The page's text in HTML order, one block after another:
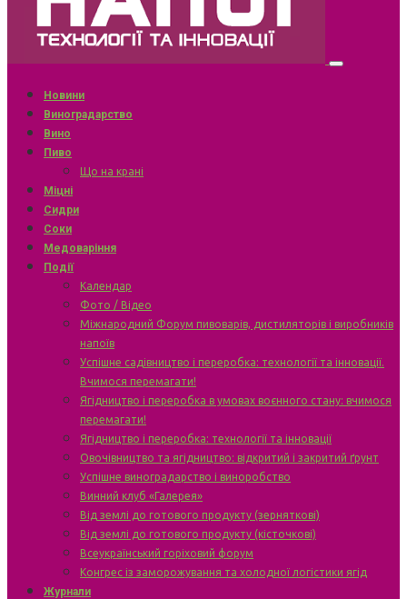
Новини
Виноградарство
Вино
Пиво
Що на крані
Міцні
Сидри
Соки
Медоваріння
Події
Календар
Фото / Відео
Міжнародний Форум пивоварів, дистиляторів і виробників
напоїв
Успішне садівництво і переробка: технології та інновації.
Вчимося перемагати!
Ягідництво і переробка в умовах воєнного стану: вчимося
перемагати!
Ягідництво і переробка: технології та інновації
Овочівництво та ягідництво: відкритий і закритий ґрунт
Успішне виноградарство і виноробство
Винний клуб «Галерея»
Від землі до готового продукту (зерняткові)
Від землі до готового продукту (кісточкові)
Всеукраїнський горіховий форум
Конгрес із заморожування та холодної логістики ягід
Журнали